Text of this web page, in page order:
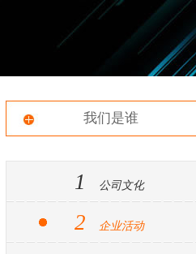
我们是谁
1 公司文化
2 企业活动